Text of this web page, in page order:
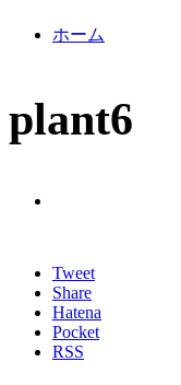
ホーム
plant6
Tweet
Share
Hatena
Pocket
RSS